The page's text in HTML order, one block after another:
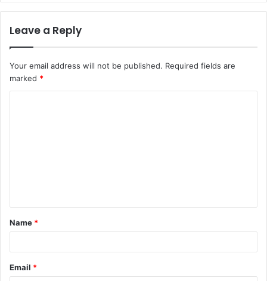
Leave a Reply
Your email address will not be published. Required fields are
marked *
t
*
Name *
Email *